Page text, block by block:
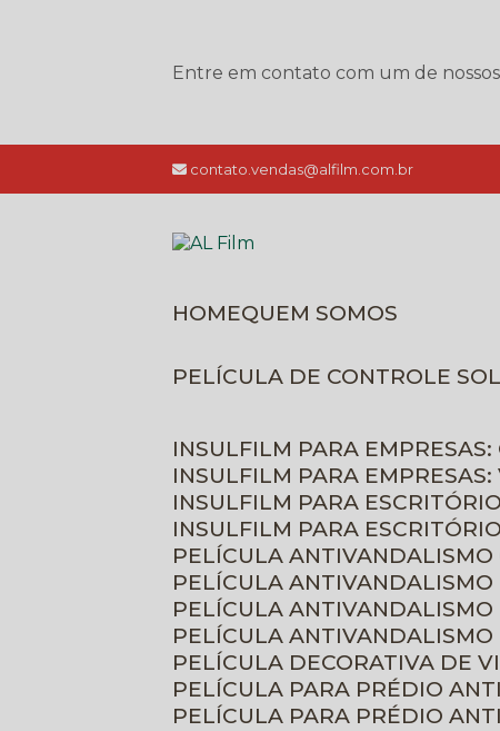
Entre em contato com um de nossos
contato.vendas@alfilm.com.br
HOME
QUEM SOMOS
PELÍCULA DE CONTROLE
INSULFILM PARA
INSULFILM PARA
INSULFILM PARA
INSULFILM PARA
PELÍCULA
PELÍCULA
PELÍCULA
PELÍCULA
PELÍCULA DECORATIVA DE
PELÍCULA PARA PRÉDIO
PELÍCULA PARA PRÉDIO